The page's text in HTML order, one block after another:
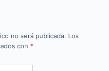
no será publicada. Los
con *